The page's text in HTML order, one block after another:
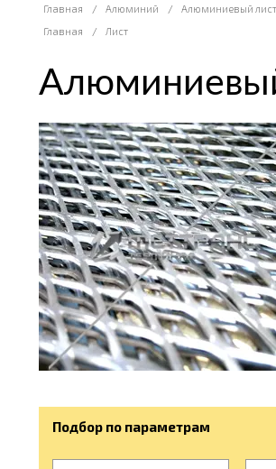
Главная / Алюминий /
Алюминиевый лист
Главная
/ Лист
Подбор по параметрам